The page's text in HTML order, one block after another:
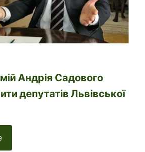
Андрія Садового
депутатів Львівської